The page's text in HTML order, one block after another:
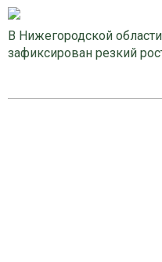
В Нижегородской
зафиксирован резкий